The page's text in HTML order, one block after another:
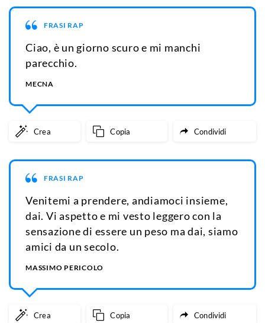
FRASI RAP
Ciao, è un giorno scuro e mi manchi
parecchio.
MECNA
Crea Copia Condividi
FRASI RAP
Venitemi a prendere, andiamoci insieme,
dai. Vi aspetto e mi vesto leggero con la
sensazione di essere un peso ma dai, siamo
amici da un secolo.
MASSIMO PERICOLO
Crea Copia Condividi